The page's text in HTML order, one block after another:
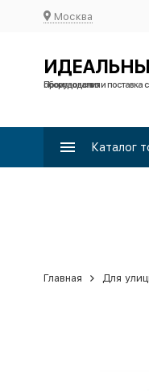
Москва
Производство и поставка спортивного оборудования
Каталог
Главная Для